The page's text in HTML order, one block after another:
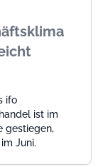
ifo
ist im
gestiegen,
Juni.